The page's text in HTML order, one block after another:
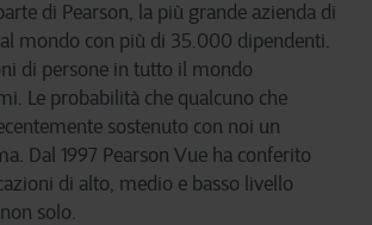
di Pearson, la più grande azienda di
mondo con più di 35.000 dipendenti.
di persone in tutto il mondo
Le probabilità che qualcuno che
sostenuto con noi un
Dal 1997 Pearson Vue ha conferito
di alto, medio e basso livello
solo.